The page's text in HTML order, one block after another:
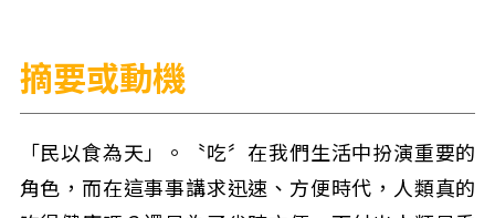
摘要或動機
「民以食為天」。〝吃〞在我們生活中扮演重要的
角色，而在這事事講求迅速、方便時代，人類真的